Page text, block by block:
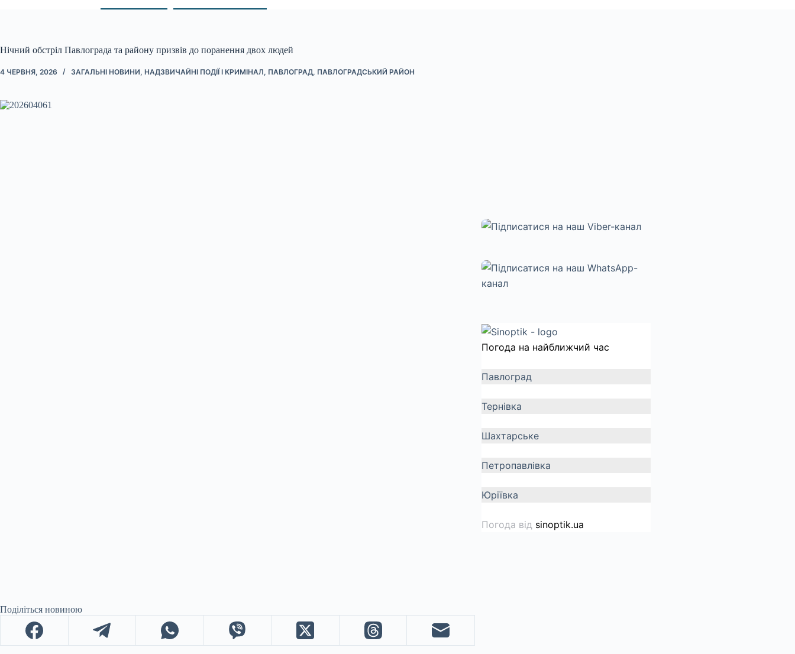
Нічний обстріл Павлограда та району призвів до поранення двох людей
4 ЧЕРВНЯ, 2026 ЗАГАЛЬНІ НОВИНИ, НАДЗВИЧАЙНІ ПОДІЇ І КРИМІНАЛ, ПАВЛОГРАД, ПАВЛОГРАДСЬКИЙ РАЙОН
Поділіться новиною
Погода на найближчий час
Павлоград
Тернівка
Шахтарське
Петропавлівка
Юріївка
Погода від sinoptik.ua